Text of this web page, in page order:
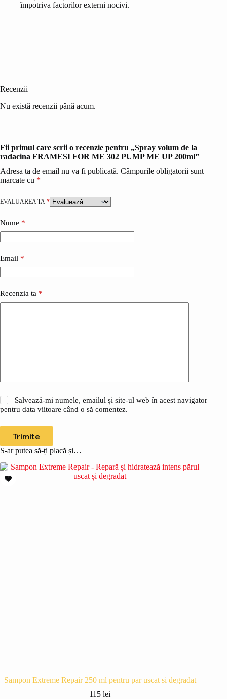
împotriva factorilor externi nocivi.
Recenzii
Nu există recenzii până acum.
Fii primul care scrii o recenzie pentru „Spray volum de la
radacina FRAMESI FOR ME 302 PUMP ME UP 200ml”
Adresa ta de email nu va fi publicată. Câmpurile obligatorii sunt
marcate cu *
EVALUAREA TA *
Nume *
Email *
Recenzia ta *
Salvează-mi numele, emailul și site-ul web în acest navigator
pentru data viitoare când o să comentez.
Trimite
S-ar putea să-ți placă și…
Sampon Extreme Repair 250 ml pentru par uscat si degradat
115lei